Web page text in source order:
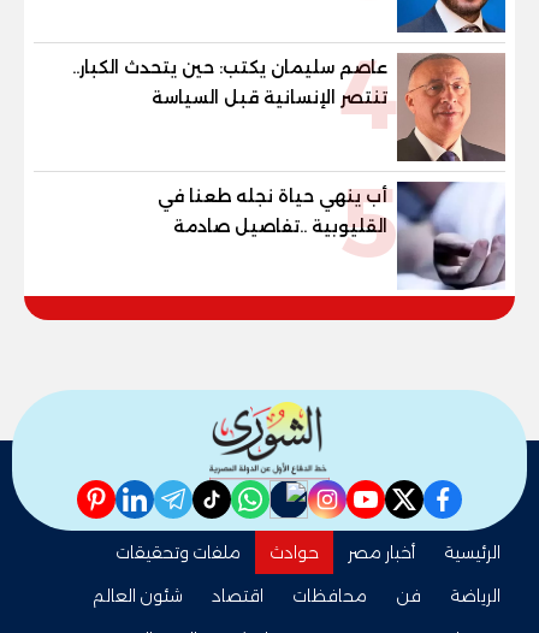
4
عاصم سليمان يكتب: حين يتحدث الكبار..
تنتصر الإنسانية قبل السياسة
5
أب ينهي حياة نجله طعنا في
القليوبية ..تفاصيل صادمة
facebook
twitter
youtube
instagram
nabd
whatsapp
tiktok
telegram
linkedin
pinterest
الرئيسية أخبار مصر حوادث
ملفات وتحقيقات
الرياضة
فن محافظات اقتصاد
شئون العالم